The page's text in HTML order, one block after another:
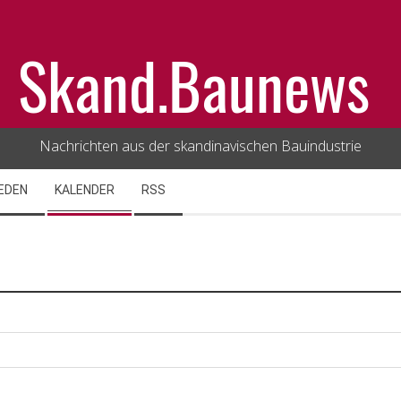
Skand.Baunews
Nachrichten aus der skandinavischen Bauindustrie
KALENDER RSS